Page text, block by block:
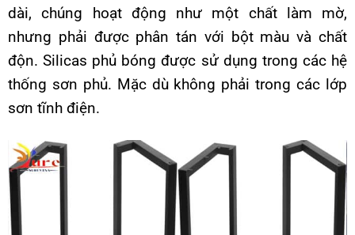
dài, chúng hoạt động như một chất làm mờ,
nhưng phải được phân tán với bột màu và chất
độn. Silicas phủ bóng được sử dụng trong các hệ
thống sơn phủ. Mặc dù không phải trong các lớp
sơn tĩnh điện.